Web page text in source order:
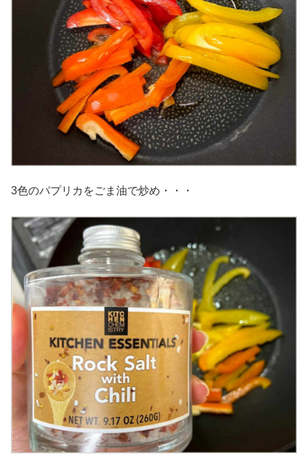
3色のパプリカをごま油で炒め・・・